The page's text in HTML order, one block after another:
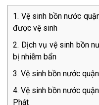
Vệ sinh bồn nước
được vệ sinh
Dịch vụ vệ sinh bồn
bị nhiễm bẩn
Vệ sinh bồn nước
Vệ sinh bồn nước
Phát